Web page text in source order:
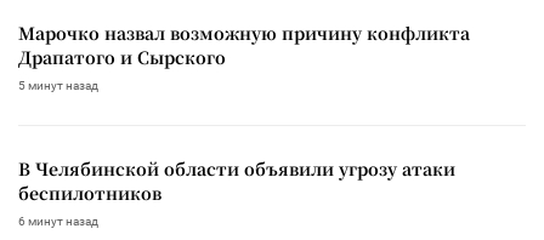
Марочко назвал возможную причину конфликта
Драпатого и Сырского
5 минут назад
В Челябинской области объявили угрозу атаки
беспилотников
6 минут назад